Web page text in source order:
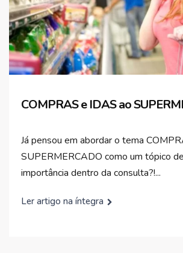
COMPRAS e IDAS ao
Já pensou em abordar o tema
SUPERMERCADO como um tópico
importância dentro da consulta?!...
Ler artigo na íntegra